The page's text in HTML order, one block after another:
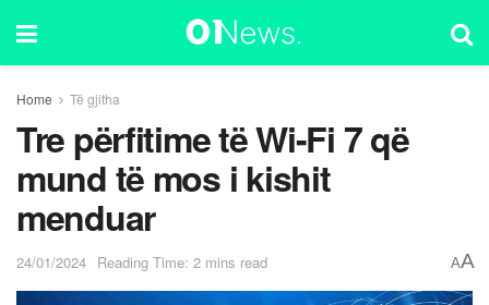
Home Të gjitha
Tre përfitime të Wi-Fi 7 që
mund të mos i kishit
menduar
24/01/2024 Reading Time: 2 mins read AA